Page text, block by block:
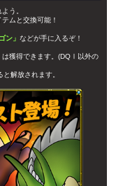
う。
ムと交換可能！
ン」 などが手に入るぞ！
獲得できます。(DQⅠ以外の
解放されます。